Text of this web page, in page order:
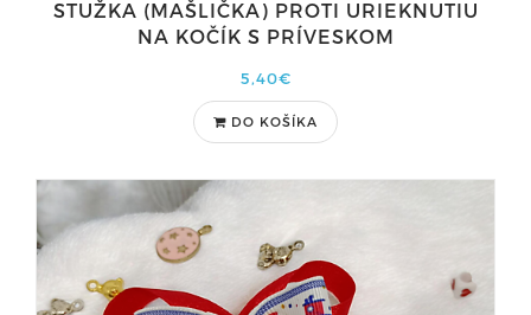
STUŽKA (MAŠLIČKA) PROTI URIEKNUTIU
NA KOČÍK S PRÍVESKOM
5,40€
DO KOŠÍKA